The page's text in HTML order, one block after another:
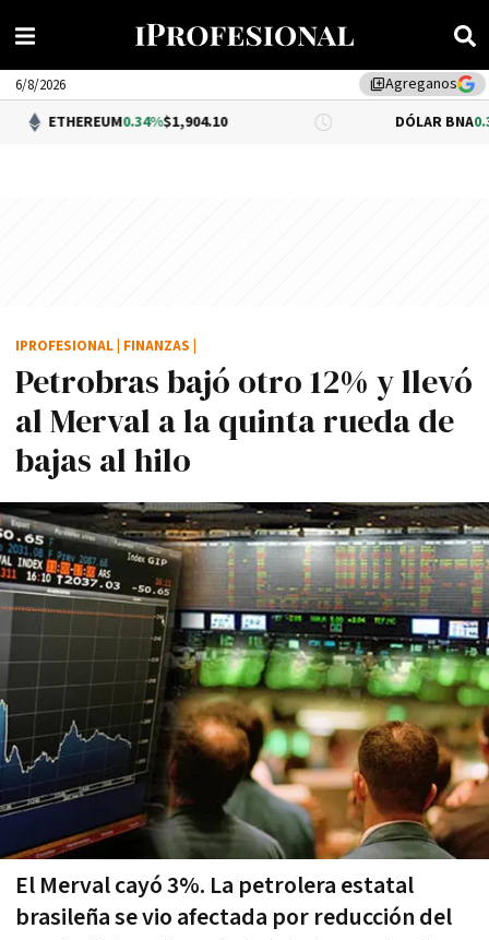
library_addAgreganos
6/8/2026
0.34%$1,904.10 DÓLAR BNA 0.34%$1,520.00
Petrobras bajó otro 12% y llevó
al Merval a la quinta rueda de
bajas al hilo
El Merval cayó 3%. La petrolera estatal
brasileña se vio afectada por reducción del
IPROFESIONAL FINANZAS